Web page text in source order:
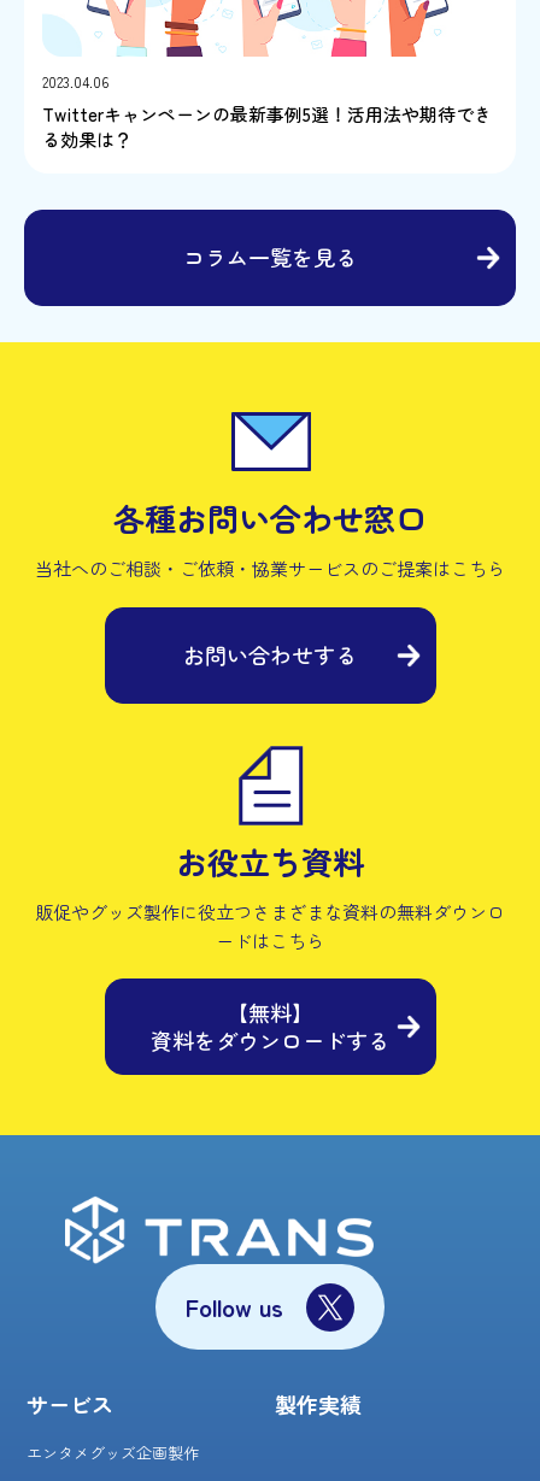
2023.04.06
Twitterキャンペーンの最新事例5選！活用法や期待でき
る効果は？
コラム一覧を見る
各種お問い合わせ窓口
当社へのご相談・ご依頼・協業サービスのご提案はこちら
お問い合わせする
お役立ち資料
販促やグッズ製作に役立つさまざまな資料の無料ダウンロ
ードはこちら
【無料】
資料をダウンロードする
Follow us
サービス
エンタメグッズ企画製作
製作実績